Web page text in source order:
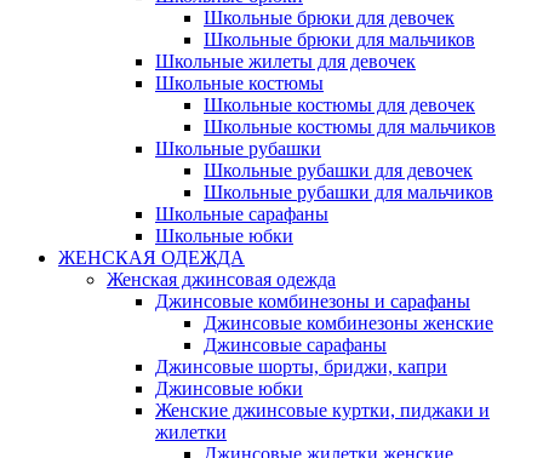
Школьные брюки для девочек
Школьные брюки для мальчиков
Школьные жилеты для девочек
Школьные костюмы
Школьные костюмы для девочек
Школьные костюмы для мальчиков
Школьные рубашки
Школьные рубашки для девочек
Школьные рубашки для мальчиков
Школьные сарафаны
Школьные юбки
ЖЕНСКАЯ ОДЕЖДА
Женская джинсовая одежда
Джинсовые комбинезоны и сарафаны
Джинсовые комбинезоны женские
Джинсовые сарафаны
Джинсовые шорты, бриджи, капри
Джинсовые юбки
Женские джинсовые куртки, пиджаки и
жилетки
Джинсовые жилетки женские